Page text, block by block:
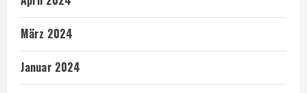
März 2024
Januar 2024